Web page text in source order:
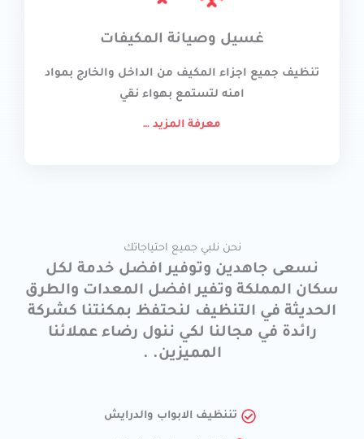
غسيل وصيانة المكيفات
تنظيف جميع اجزاء المكيف من الداخل والخارج بمواد
امنه لتستمع بهواء نقي
معرفة المزيد …
نحن نلبي جميع احتياجاتك
نسعى جاهدين وتوفير افضل خدمة لكل
سكان المملكة وتفير افضل المعدات والطرق
الحديثة في التنظيف لنحتفظ بمكنتنا كشركة
رائدة في مجالنا لكي ننول رضاء عملائنا
المميزين. .
تننظيف الابواب والدرايش